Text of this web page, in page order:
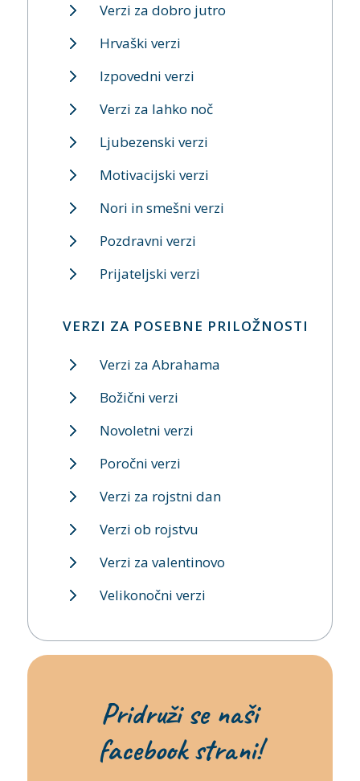
Verzi za dobro jutro
Hrvaški verzi
Izpovedni verzi
Verzi za lahko noč
Ljubezenski verzi
Motivacijski verzi
Nori in smešni verzi
Pozdravni verzi
Prijateljski verzi
VERZI ZA POSEBNE PRILOŽNOSTI
Verzi za Abrahama
Božični verzi
Novoletni verzi
Poročni verzi
Verzi za rojstni dan
Verzi ob rojstvu
Verzi za valentinovo
Velikonočni verzi
Pridruži se naši
facebook strani!